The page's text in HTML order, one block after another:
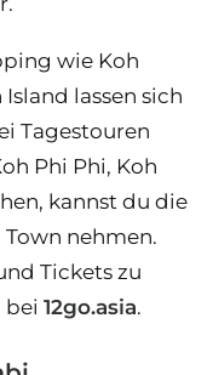
wie Koh
lassen sich
Tagestouren
Phi Phi, Koh
kannst du die
nehmen.
Tickets zu
bei 12go.asia.